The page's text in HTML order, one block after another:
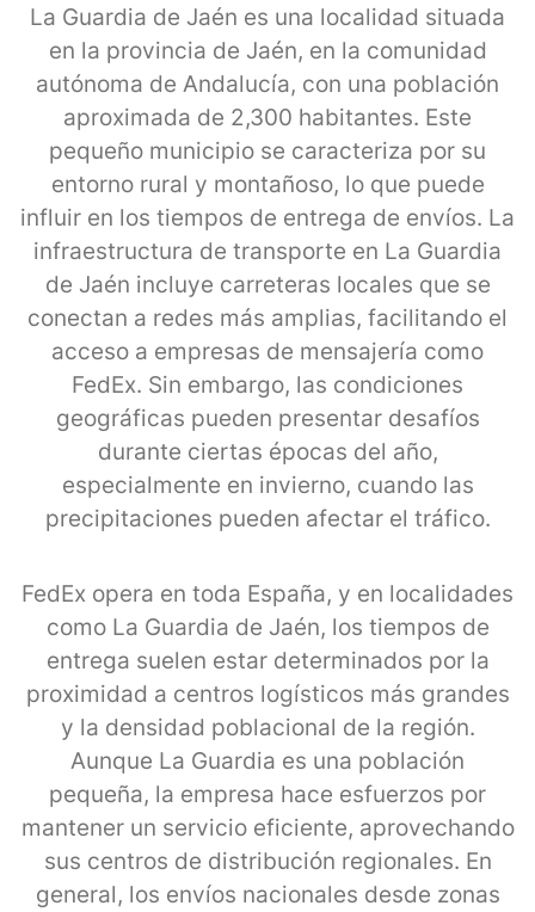
La Guardia de Jaén es una localidad situada
en la provincia de Jaén, en la comunidad
autónoma de Andalucía, con una población
aproximada de 2,300 habitantes. Este
pequeño municipio se caracteriza por su
entorno rural y montañoso, lo que puede
influir en los tiempos de entrega de envíos. La
infraestructura de transporte en La Guardia
de Jaén incluye carreteras locales que se
conectan a redes más amplias, facilitando el
acceso a empresas de mensajería como
FedEx. Sin embargo, las condiciones
geográficas pueden presentar desafíos
durante ciertas épocas del año,
especialmente en invierno, cuando las
precipitaciones pueden afectar el tráfico.
FedEx opera en toda España, y en localidades
como La Guardia de Jaén, los tiempos de
entrega suelen estar determinados por la
proximidad a centros logísticos más grandes
y la densidad poblacional de la región.
Aunque La Guardia es una población
pequeña, la empresa hace esfuerzos por
mantener un servicio eficiente, aprovechando
sus centros de distribución regionales. En
general, los envíos nacionales desde zonas